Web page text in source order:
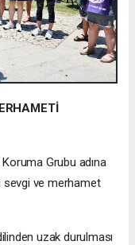
Grubu adına
sevgi ve merhamet
uzak durulması